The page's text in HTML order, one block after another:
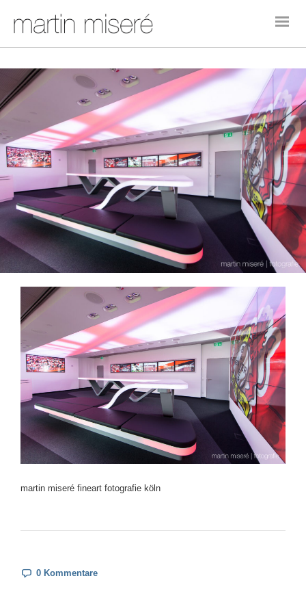
martin miseré fineart fotografie köln
0 Kommentare